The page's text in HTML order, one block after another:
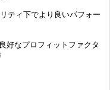
ィ下でより良いパフォー
なプロフィットファクタ